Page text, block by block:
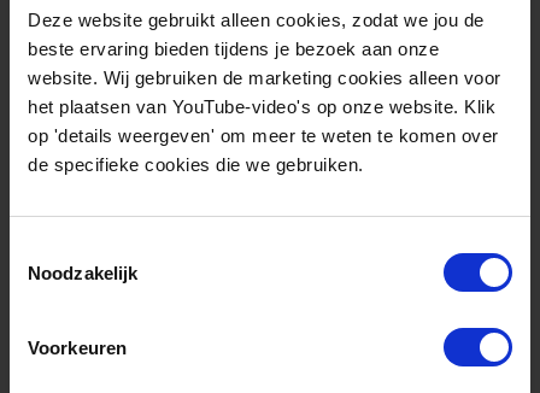
Deze website gebruikt alleen cookies, zodat we jou de
beste ervaring bieden tijdens je bezoek aan onze
website. Wij gebruiken de marketing cookies alleen voor
het plaatsen van YouTube-video's op onze website. Klik
op 'details weergeven' om meer te weten te komen over
de specifieke cookies die we gebruiken.
Noodzakelijk
Voorkeuren
North Sea Energy 1
Het NSE 1-project was gericht op het versnellen
van de Nederlandse energietransitie in de
Noordzee-regio door offshore windenergie te
integreren met bestaande olie- en
gasinfrastructuur. Belangrijke initiatieven waren
het elektrificeren van olie- en gasplatforms, het
hergebruiken van gasinfrastructuur voor
waterstoftransport en het gebruik van uitgeputte
gasvelden voor CO2-opslag. Het project legde de